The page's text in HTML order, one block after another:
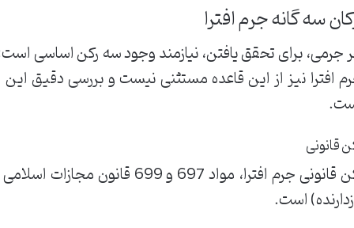
سه گانه جرم افترا
جرمی، برای تحقق یافتن، نیازمند وجود سه رکن اساسی
افترا نیز از این قاعده مستثنی نیست و بررسی دقیق
قانونی
رکن قانونی جرم افترا، مواد 697
است.